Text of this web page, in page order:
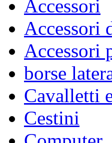
Accessori
Accessori
Accessori
borse
Cavalletti
Cestini